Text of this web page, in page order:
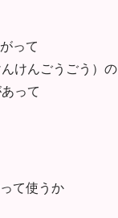
って
けんごうごう）の
って
て使うか